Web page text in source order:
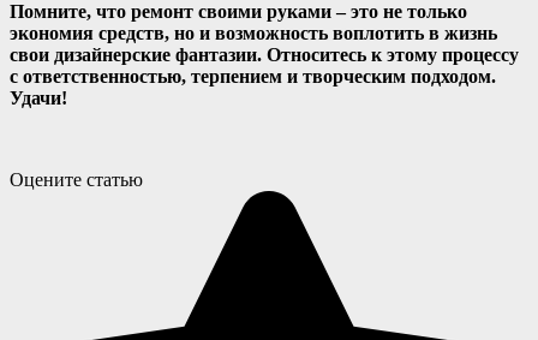
Помните, что ремонт своими руками – это не только
экономия средств, но и возможность воплотить в жизнь
свои дизайнерские фантазии. Относитесь к этому процессу
с ответственностью, терпением и творческим подходом.
Удачи!
Оцените статью